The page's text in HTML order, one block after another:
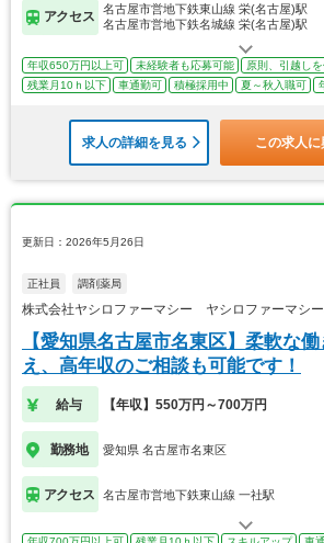
アクセス
名古屋市営地下鉄東山線 栄(名古屋)駅
名古屋市営地下鉄名城線 栄(名古屋)駅
年収650万円以上可 未経験者も応募可能
原則、引越しを
残業月10ｈ以下
車通勤可 積極採用中 夏～秋入職可
求人の詳細を見る この求人
更新日：2026年5月26日
正社員 調剤薬局
株式会社ヤシロファーマシー ヤシロファーマシ
【愛知県名古屋市名東区】柔軟な
え、高年収のご相談も可能です！
給与 【年収】550万円～700万円
勤務地 愛知県 名古屋市名東区
アクセス 名古屋市営地下鉄東山線 一社駅